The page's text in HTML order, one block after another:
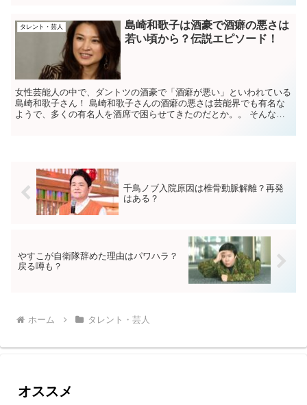
タレント・芸人
島崎和歌子は酒豪で酒癖の悪さは
若い頃から？伝説エピソード！
女性芸能人の中で、ダントツの酒豪で「酒癖が悪い」といわれている
島崎和歌子さん！ 島崎和歌子さんの酒癖の悪さは芸能界でも有名な
ようで、多くの有名人を酒席で困らせてきたのだとか。。 そんな島
千鳥ノブ入院原因は​​椎骨動脈解離？再発
はある？
やすこが自衛隊辞めた理由はパワハラ？
戻る噂も？
ホーム タレント・芸人
オススメ